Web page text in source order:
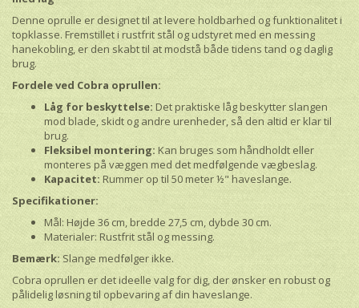
Denne oprulle er designet til at levere holdbarhed og funktionalitet i
topklasse. Fremstillet i rustfrit stål og udstyret med en messing
hanekobling, er den skabt til at modstå både tidens tand og daglig
brug.
Fordele ved Cobra oprullen:
Låg for beskyttelse: Det praktiske låg beskytter slangen
mod blade, skidt og andre urenheder, så den altid er klar til
brug.
Fleksibel montering: Kan bruges som håndholdt eller
monteres på væggen med det medfølgende vægbeslag.
Kapacitet: Rummer op til 50 meter ½" haveslange.
Specifikationer:
Mål: Højde 36 cm, bredde 27,5 cm, dybde 30 cm.
Materialer: Rustfrit stål og messing.
Bemærk:Slange medfølger ikke.
Cobra oprullen er det ideelle valg for dig, der ønsker en robust og
pålidelig løsning til opbevaring af din haveslange.